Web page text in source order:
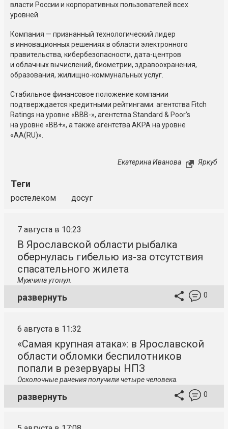
власти России и корпоративных пользователей всех
уровней.
Компания — признанный технологический лидер
в инновационных решениях в области электронного
правительства, кибербезопасности, дата-центров
и облачных вычислений, биометрии, здравоохранения,
образования, жилищно-коммунальных услуг.
Стабильное финансовое положение компании
подтверждается кредитными рейтингами: агентства Fitch
Ratings на уровне «BBB-», агентства Standard & Poor’s
на уровне «BB+», а также агентства АКРА на уровне
«AA(RU)».
Екатерина Иванова Яркуб
Теги
ростелеком досуг
7 августа в 10:23
В Ярославской области рыбалка
обернулась гибелью из-за отсутствия
спасательного жилета
Мужчина утонул.
развернуть 0
6 августа в 11:32
«Самая крупная атака»: в Ярославской
области обломки беспилотников
попали в резервуары НПЗ
Осколочные ранения получили четыре человека.
развернуть 0